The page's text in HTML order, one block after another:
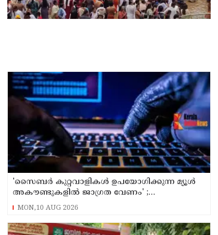
'സൈബര്‍ കുറ്റവാളികള്‍ ഉപയോഗിക്കുന്ന മ്യൂള്‍
അകൗണ്ടുകളില്‍ ജാഗ്രത വേണം' ;
നിര്‍ദേശവുമായി പൊലീസ്
MON,10 AUG 2026